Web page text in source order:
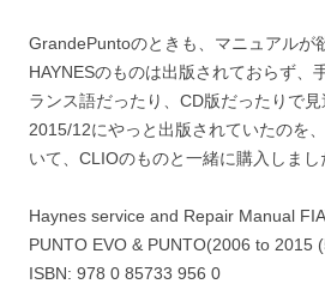
GrandePuntoのときも、マニュアルが
HAYNESのものは出版されておらず、
ランス語だったり、CD版だったりで見
2015/12にやっと出版されていたのを
いて、CLIOのものと一緒に購入しまし
Haynes service and Repair Manual
PUNTO EVO & PUNTO(2006 to 2015
ISBN: 978 0 85733 956 0